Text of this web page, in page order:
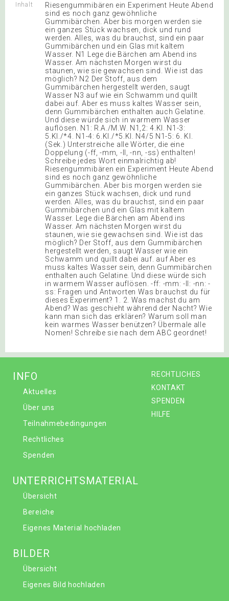
Inhalt
Riesengummibären ein Experiment Heute Abend
sind es noch ganz gewöhnliche
Gummibärchen. Aber bis morgen werden sie
ein ganzes Stück wachsen, dick und rund
werden. Alles, was du brauchst, sind ein paar
Gummibärchen und ein Glas mit kaltem
Wasser. N1 Lege die Bärchen am Abend ins
Wasser. Am nächsten Morgen wirst du
staunen, wie sie gewachsen sind. Wie ist das
möglich? N2 Der Stoff, aus dem
Gummibärchen hergestellt werden, saugt
Wasser N3 auf wie ein Schwamm und quillt
dabei auf. Aber es muss kaltes Wasser sein,
denn Gummibärchen enthalten auch Gelatine.
Und diese würde sich in warmem Wasser
auflösen. N1: R.A./M.W. N1,2: 4.Kl. N1-3:
5.Kl./*4. N1-4: 6.Kl./*5.Kl. N4/5 N1-5: 6. Kl.
(Sek.) Unterstreiche alle Wörter, die eine
Doppelung (-ff, -mm, -ll, -nn, -ss) enthalten!
Schreibe jedes Wort einmalrichtig ab!
Riesengummibären ein Experiment Heute Abend
sind es noch ganz gewöhnliche
Gummibärchen. Aber bis morgen werden sie
ein ganzes Stück wachsen, dick und rund
werden. Alles, was du brauchst, sind ein paar
Gummibärchen und ein Glas mit kaltem
Wasser. Lege die Bärchen am Abend ins
Wasser. Am nächsten Morgen wirst du
staunen, wie sie gewachsen sind. Wie ist das
möglich? Der Stoff, aus dem Gummibärchen
hergestellt werden, saugt Wasser wie ein
Schwamm und quillt dabei auf. auf Aber es
muss kaltes Wasser sein, denn Gummibärchen
enthalten auch Gelatine. Und diese würde sich
in warmem Wasser auflösen. -ff: -mm: -ll: -nn: -
ss: Fragen und Antworten Was brauchst du für
dieses Experiment? 1. 2. Was machst du am
Abend? Was geschieht während der Nacht? Wie
kann man sich das erklären? Warum soll man
kein warmes Wasser benützen? Übermale alle
Nomen! Schreibe sie nach dem ABC geordnet!
RECHTLICHES
KONTAKT
SPENDEN
HILFE
INFO
Aktuelles
Über uns
Teilnahmebedingungen
Rechtliches
Spenden
UNTERRICHTSMATERIAL
Übersicht
Bereiche
Eigenes Material hochladen
BILDER
Übersicht
Eigenes Bild hochladen